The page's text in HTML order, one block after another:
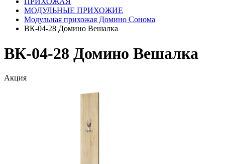
МОДУЛЬНЫЕ ПРИХОЖИЕ
Модульная прихожая Домино Сонома
ВК-04-28 Домино Вешалка
ВК-04-28 Домино Вешалка
Акция